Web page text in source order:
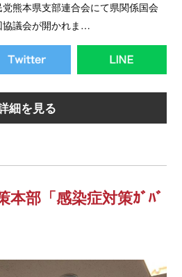
熊本県支部連合会にて県関係国会
協議会が開かれま…
細を見る
本部「感染症対策ｶﾞﾊﾞ